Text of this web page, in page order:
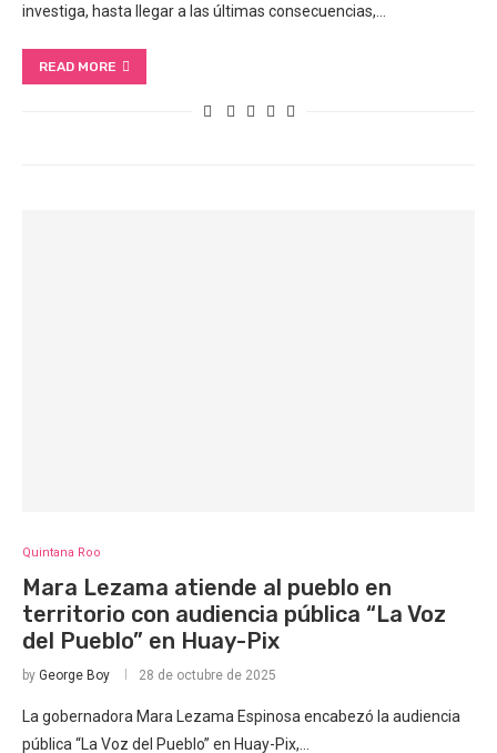
investiga, hasta llegar a las últimas consecuencias,…
READ MORE
Quintana Roo
Mara Lezama atiende al pueblo en
territorio con audiencia pública “La Voz
del Pueblo” en Huay-Pix
by George Boy 28 de octubre de 2025
La gobernadora Mara Lezama Espinosa encabezó la audiencia
pública “La Voz del Pueblo” en Huay-Pix,…